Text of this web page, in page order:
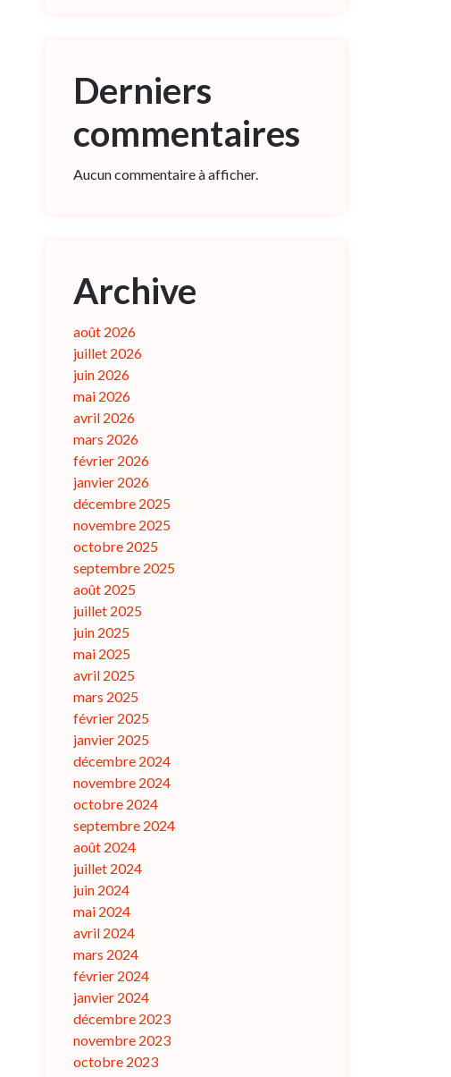
Derniers
commentaires
Aucun commentaire à afficher.
Archive
août 2026
juillet 2026
juin 2026
mai 2026
avril 2026
mars 2026
février 2026
janvier 2026
décembre 2025
novembre 2025
octobre 2025
septembre 2025
août 2025
juillet 2025
juin 2025
mai 2025
avril 2025
mars 2025
février 2025
janvier 2025
décembre 2024
novembre 2024
octobre 2024
septembre 2024
août 2024
juillet 2024
juin 2024
mai 2024
avril 2024
mars 2024
février 2024
janvier 2024
décembre 2023
novembre 2023
octobre 2023